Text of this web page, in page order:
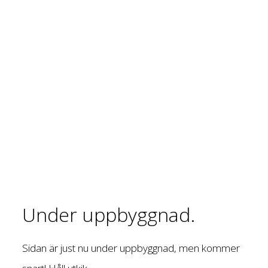
Under uppbyggnad.
Sidan är just nu under uppbyggnad, men kommer